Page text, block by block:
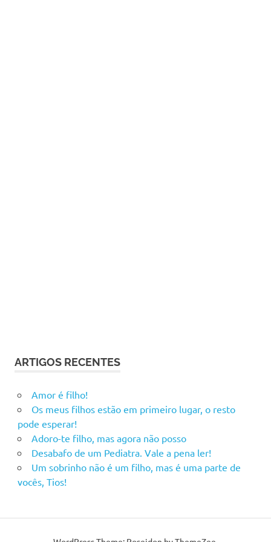
ARTIGOS RECENTES
Amor é filho!
Os meus filhos estão em primeiro lugar, o resto
pode esperar!
Adoro-te filho, mas agora não posso
Desabafo de um Pediatra. Vale a pena ler!
Um sobrinho não é um filho, mas é uma parte de
vocês, Tios!